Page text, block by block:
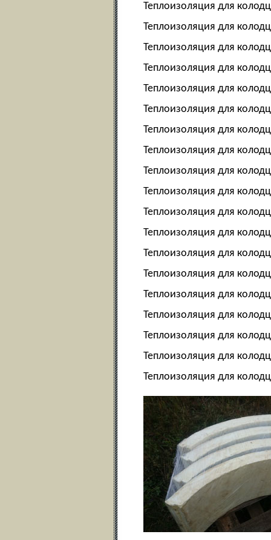
Теплоизоляция для
Теплоизоляция для
Теплоизоляция для
Теплоизоляция для
Теплоизоляция для
Теплоизоляция для
Теплоизоляция для
Теплоизоляция для
Теплоизоляция для
Теплоизоляция для
Теплоизоляция для
Теплоизоляция для
Теплоизоляция для
Теплоизоляция для
Теплоизоляция для
Теплоизоляция для
Теплоизоляция для
Теплоизоляция для
Теплоизоляция для